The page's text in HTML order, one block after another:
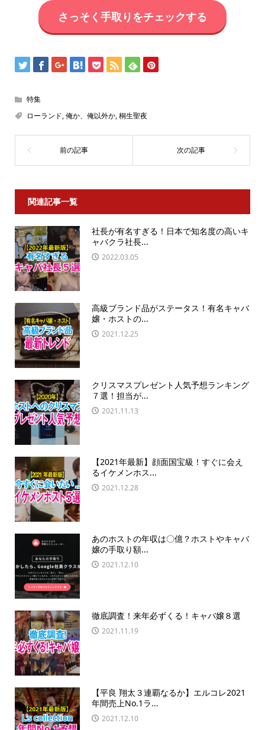
さっそく手取りをチェックする
特集
ローランド,俺か、俺以外か,桐生聖夜
関連記事一覧
社長が有名すぎる！日本で知名度の高いキ
ャバクラ社長...
2022.03.05
高級ブランド品がステータス！有名キャバ
嬢・ホストの...
2021.12.25
クリスマスプレゼント人気予想ランキング
７選！担当が...
2021.11.13
【2021年最新】顔面国宝級！すぐに会え
るイケメンホス...
2021.12.28
あのホストの年収は〇億？ホストやキャバ
嬢の手取り額...
2021.12.10
徹底調査！来年必ずくる！キャバ嬢８選
2021.11.19
【平良 翔太３連覇なるか】エルコレ2021
年間売上No.1ラ...
2021.12.10